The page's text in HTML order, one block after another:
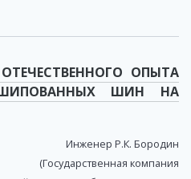
ОПЫТА
ШИН НА
Инженер Р.К. Бородин
(Государственная компания